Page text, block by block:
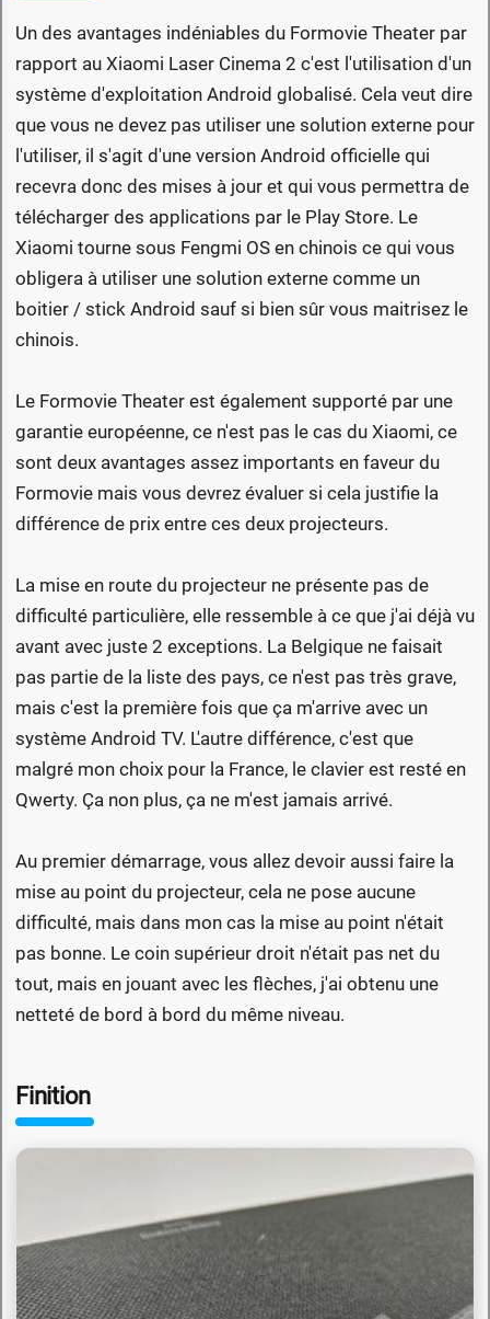
Un des avantages indéniables du Formovie Theater par
rapport au Xiaomi Laser Cinema 2 c'est l'utilisation d'un
système d'exploitation Android globalisé. Cela veut dire
que vous ne devez pas utiliser une solution externe pour
l'utiliser, il s'agit d'une version Android officielle qui
recevra donc des mises à jour et qui vous permettra de
télécharger des applications par le Play Store. Le
Xiaomi tourne sous Fengmi OS en chinois ce qui vous
obligera à utiliser une solution externe comme un
boitier / stick Android sauf si bien sûr vous maitrisez le
chinois.
Le Formovie Theater est également supporté par une
garantie européenne, ce n'est pas le cas du Xiaomi, ce
sont deux avantages assez importants en faveur du
Formovie mais vous devrez évaluer si cela justifie la
différence de prix entre ces deux projecteurs.
La mise en route du projecteur ne présente pas de
difficulté particulière, elle ressemble à ce que j'ai déjà vu
avant avec juste 2 exceptions. La Belgique ne faisait
pas partie de la liste des pays, ce n'est pas très grave,
mais c'est la première fois que ça m'arrive avec un
système Android TV. L'autre différence, c'est que
malgré mon choix pour la France, le clavier est resté en
Qwerty. Ça non plus, ça ne m'est jamais arrivé.
Au premier démarrage, vous allez devoir aussi faire la
mise au point du projecteur, cela ne pose aucune
difficulté, mais dans mon cas la mise au point n'était
pas bonne. Le coin supérieur droit n'était pas net du
tout, mais en jouant avec les flèches, j'ai obtenu une
netteté de bord à bord du même niveau.
Finition